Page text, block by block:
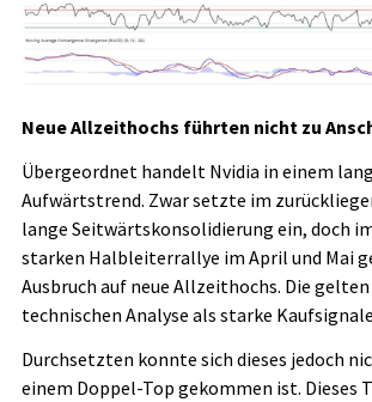
Neue Allzeithochs führten nicht zu
Übergeordnet handelt Nvidia in einem
Aufwärtstrend. Zwar setzte im
lange Seitwärtskonsolidierung ein, doch
starken Halbleiterrallye im April und Mai
Ausbruch auf neue Allzeithochs. Die
technischen Analyse als starke
Durchsetzten konnte sich dieses jedoch
einem Doppel-Top gekommen ist. Dieses